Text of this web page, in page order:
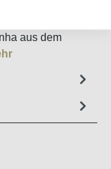
aus dem